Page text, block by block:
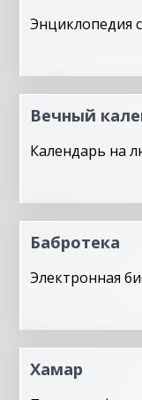
Энциклопедия
Вечный
Календарь на
Бабротека
Электронная
Хамар